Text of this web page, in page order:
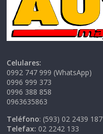
Celulares:
0992 747 999 (WhatsApp)
0996 999 373
0996 388 858
0963635863
Teléfono: (593) 02 2439 187
Telefax: 02 2242 133